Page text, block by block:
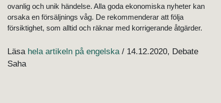
ovanlig och unik händelse. Alla goda ekonomiska nyheter kan
orsaka en försäljnings våg. De rekommenderar att följa
försiktighet, som alltid och räknar med korrigerande åtgärder.
Läsa hela artikeln på engelska / 14.12.2020, Debate
Saha